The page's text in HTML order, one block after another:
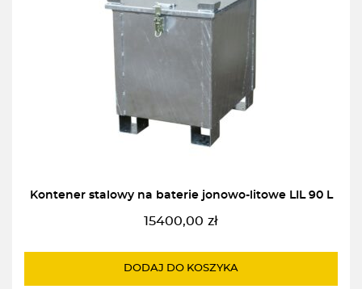
Kontener stalowy na baterie jonowo-litowe LIL 90 L
15400,00 zł
DODAJ DO KOSZYKA